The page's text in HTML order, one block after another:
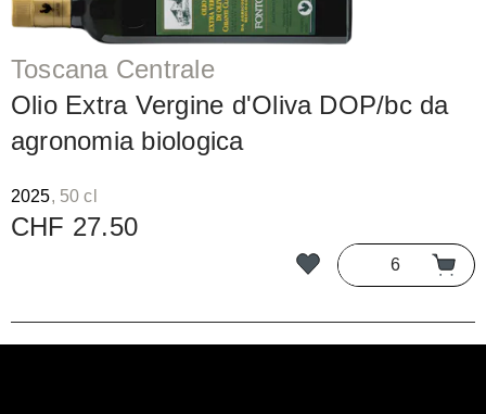
Toscana Centrale
Olio Extra Vergine d'Oliva DOP/bc da
agronomia biologica
2025, 50 cl
CHF 27.50